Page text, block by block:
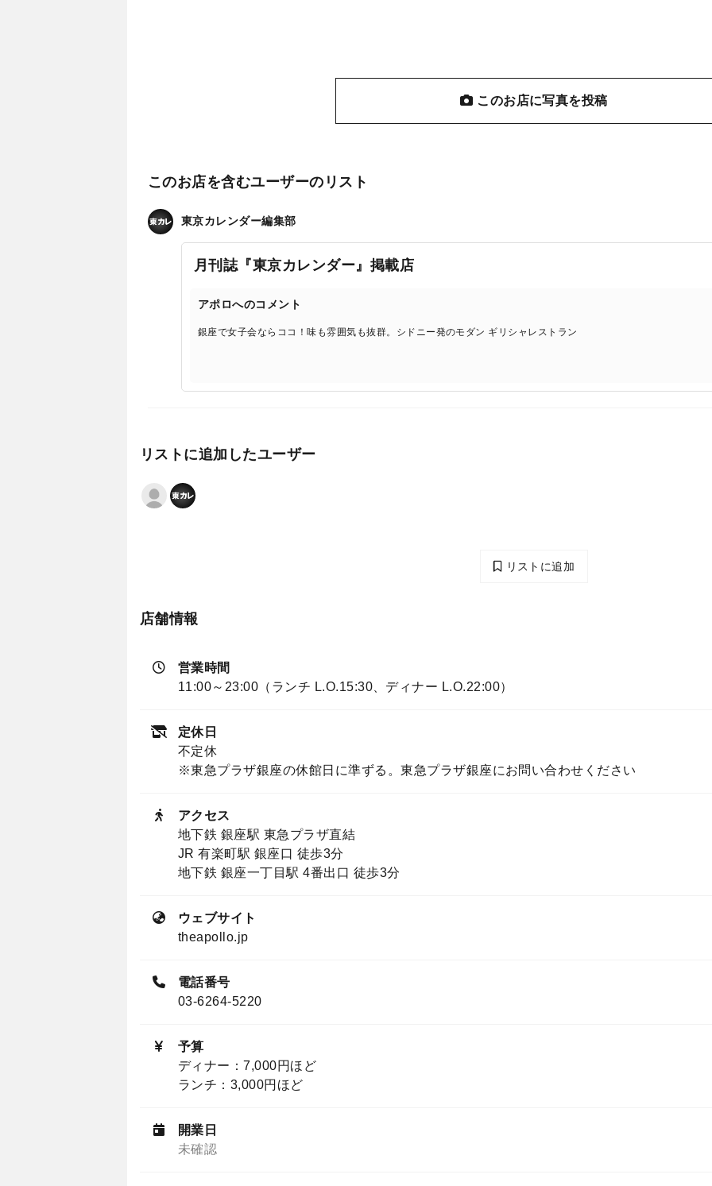
このお店に写真を投稿
このお店を含むユーザーのリスト
東京カレンダー編集部
月刊誌『東京カレンダー』掲載店
アポロへのコメント
銀座で女子会ならココ！味も雰囲気も抜群。シドニー発のモダン ギリシャレストラン
リストに追加したユーザー
リストに追加
店舗情報
営業時間
11:00～23:00（ランチ L.O.15:30、ディナー L.O.22:00）
定休日
不定休
※東急プラザ銀座の休館日に準ずる。東急プラザ銀座にお問い合わせください
アクセス
地下鉄 銀座駅 東急プラザ直結
JR 有楽町駅 銀座口 徒歩3分
地下鉄 銀座一丁目駅 4番出口 徒歩3分
ウェブサイト
theapollo.jp
電話番号
03-6264-5220
予算
ディナー：7,000円ほど
ランチ：3,000円ほど
開業日
未確認